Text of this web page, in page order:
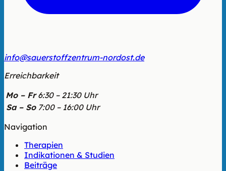
info@sauerstoffzentrum-nordost.de
Erreichbarkeit
Mo – Fr 6:30 – 21:30 Uhr
Sa – So 7:00 – 16:00 Uhr
Navigation
Therapien
Indikationen & Studien
Beiträge